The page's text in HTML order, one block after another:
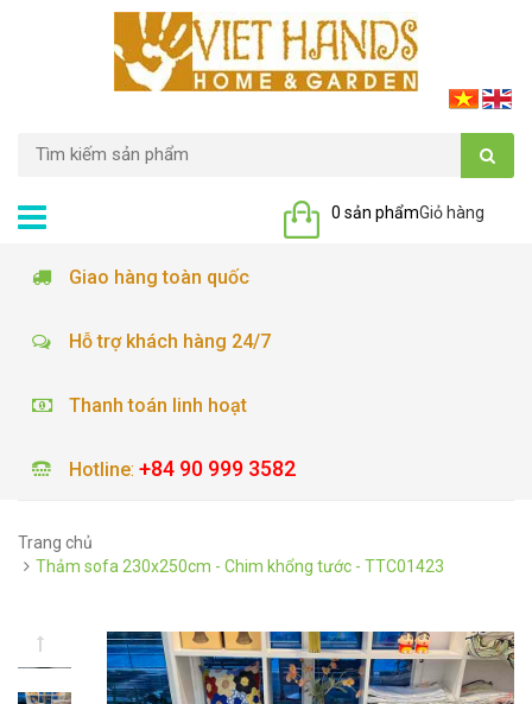
Giỏ hàng
0 sản phẩm
Giao hàng toàn quốc
Hỗ trợ khách hàng 24/7
Thanh toán linh hoạt
Hotline: +84 90 999 3582
Trang chủ
Thảm sofa 230x250cm - Chim khổng tước - TTC01423